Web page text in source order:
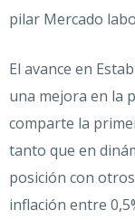
pilar Mercado
El avance en
una mejora en la
comparte la
tanto que en
posición con
inflación entre